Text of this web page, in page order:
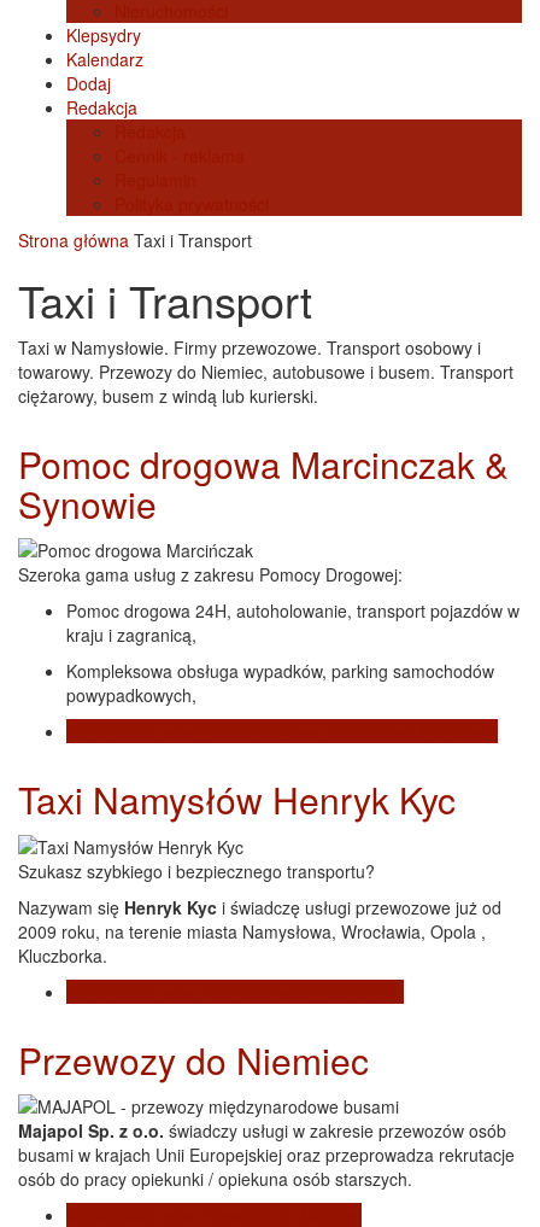
Klepsydry
Kalendarz
Dodaj
Redakcja
Strona główna Taxi i Transport
Taxi i Transport
Taxi w Namysłowie. Firmy przewozowe. Transport osobowy i
towarowy. Przewozy do Niemiec, autobusowe i busem. Transport
ciężarowy, busem z windą lub kurierski.
Pomoc drogowa Marcinczak &
Synowie
Szeroka gama usług z zakresu Pomocy Drogowej:
Pomoc drogowa 24H, autoholowanie, transport pojazdów w
kraju i zagranicą,
Kompleksowa obsługa wypadków, parking samochodów
powypadkowych,
Taxi Namysłów Henryk Kyc
Szukasz szybkiego i bezpiecznego transportu?
Nazywam się Henryk Kyc i świadczę usługi przewozowe już od
2009 roku, na terenie miasta Namysłowa, Wrocławia, Opola ,
Kluczborka.
Przewozy do Niemiec
Majapol Sp. z o.o. świadczy usługi w zakresie przewozów osób
busami w krajach Unii Europejskiej oraz przeprowadza rekrutacje
osób do pracy opiekunki / opiekuna osób starszych.